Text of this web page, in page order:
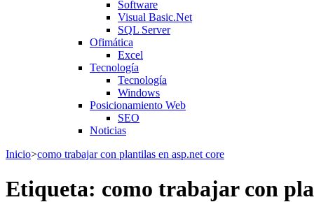
Software
Visual Basic.Net
SQL Server
Ofimática
Excel
Tecnología
Tecnología
Windows
Posicionamiento Web
SEO
Noticias
Inicio>como trabajar con plantilas en asp.net core
Etiqueta: como trabajar con